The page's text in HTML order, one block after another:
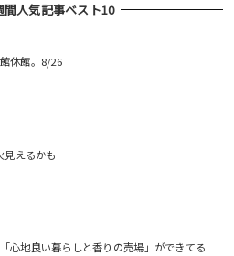
間人気記事ベスト10
休館。8/26
見えるかも
心地良い暮らしと香りの売場」ができてる